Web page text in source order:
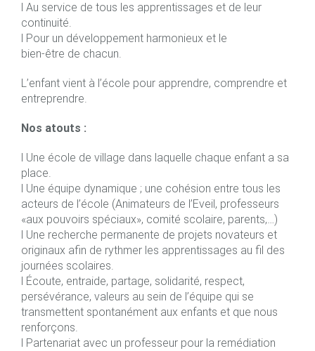
l Au service de tous les apprentissages et de leur
continuité.
l Pour un développement harmonieux et le
bien-être de chacun.
L’enfant vient à l’école pour apprendre, comprendre et
entreprendre.
Nos atouts :
l Une école de village dans laquelle chaque enfant a sa
place.
l Une équipe dynamique ; une cohésion entre tous les
acteurs de l’école (Animateurs de l’Eveil, professeurs
«aux pouvoirs spéciaux», comité scolaire, parents,…)
l Une recherche permanente de projets novateurs et
originaux afin de rythmer les apprentissages au fil des
journées scolaires.
l Écoute, entraide, partage, solidarité, respect,
persévérance, valeurs au sein de l’équipe qui se
transmettent spontanément aux enfants et que nous
renforçons.
l Partenariat avec un professeur pour la remédiation